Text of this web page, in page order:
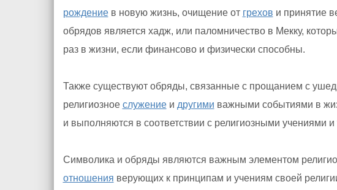
рождениев новую жизнь, очищение от грехов и принятие
обрядов является хадж, или паломничество в Мекку,
раз в жизни, если финансово и физически способны.
Также существуют обряды, связанные с прощанием с
религиозное служениеи другими важными событиями в
и выполняются в соответствии с религиозными учениями
Символика и обряды являются важным элементом
отношения верующих к принципам и учениям своей